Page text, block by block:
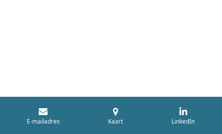
E-mailadres Kaart LinkedIn